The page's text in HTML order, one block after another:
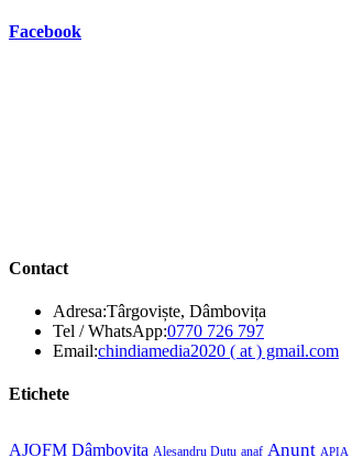
Facebook
Contact
Adresa:Târgoviște, Dâmbovița
Tel / WhatsApp:0770 726 797Opens
in
Email:chindiamedia2020 ( at ) gmail.com
Etichete
AJOFM Dâmbovița Alesandru Duțu anaf Anunt APIA